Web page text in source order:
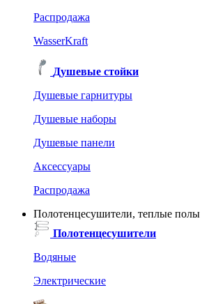
Распродажа
WasserKraft
Душевые стойки
Душевые гарнитуры
Душевые наборы
Душевые панели
Аксессуары
Распродажа
Полотенцесушители, теплые полы
Полотенцесушители
Водяные
Электрические